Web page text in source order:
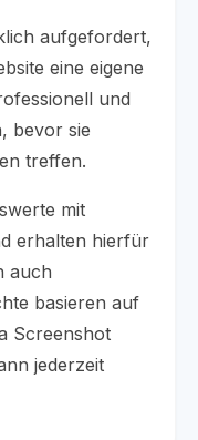
aufgefordert,
eine eigene
und
bevor sie
treffen.
mit
erhalten hierfür
auch
basieren auf
Screenshot
jederzeit